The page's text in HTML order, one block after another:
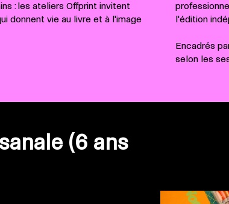
: les ateliers Offprint invitent
donnent vie au livre et à l'image
l'édition
Encadrés
selon les
(6 ans